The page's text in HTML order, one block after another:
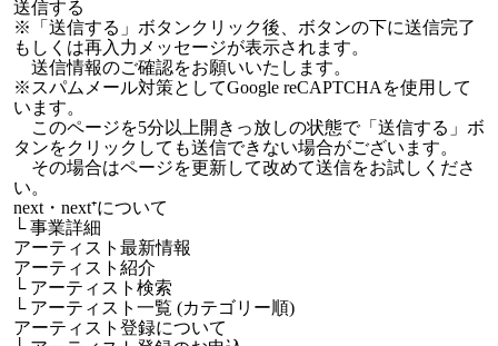
※「送信する」ボタンクリック後、ボタンの下に送信完了
もしくは再入力メッセージが表示されます。
送信情報のご確認をお願いいたします。
※スパムメール対策としてGoogle reCAPTCHAを使用して
います。
このページを5分以上開きっ放しの状態で「送信する」ボ
タンをクリックしても送信できない場合がございます。
その場合はページを更新して改めて送信をお試しくださ
い。
next・next⁺について
└事業詳細
アーティスト最新情報
アーティスト紹介
└ アーティスト検索
└ アーティスト一覧 (カテゴリー順)
アーティスト登録について